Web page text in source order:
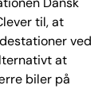
til, at
ved
at
biler på